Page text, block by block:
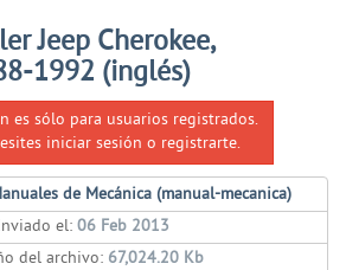
Jeep Cherokee,
1992 (inglés)
es sólo para usuarios registrados.
iniciar sesión o registrarte.
de Mecánica (manual-mecanica)
el: 06 Feb 2013
del archivo: 67,024.20 Kb